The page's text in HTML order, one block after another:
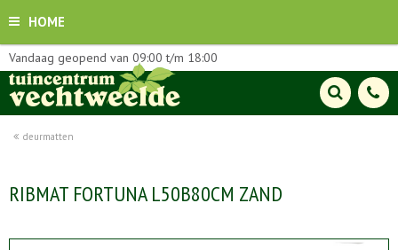
HOME
deurmatten
Vandaag geopend van 09:00 t/m 18:00
RIBMAT FORTUNA L50B80CM ZAND